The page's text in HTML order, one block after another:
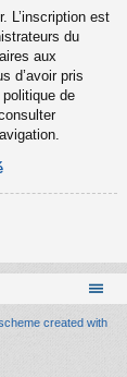
L’inscription est
du
aux
d’avoir pris
de
created with